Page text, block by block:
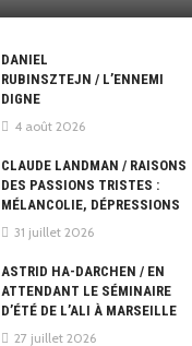
DANIEL
RUBINSZTEJN / L’ENNEMI
DIGNE
4 août 2026
CLAUDE LANDMAN / RAISONS
DES PASSIONS TRISTES :
MÉLANCOLIE, DÉPRESSIONS
31 juillet 2026
ASTRID HA-DARCHEN / EN
ATTENDANT LE SÉMINAIRE
D’ÉTÉ DE L’ALI À MARSEILLE
27 juillet 2026